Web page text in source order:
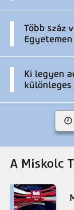
Több száz
Egyetemen
Ki legyen
A Miskolc